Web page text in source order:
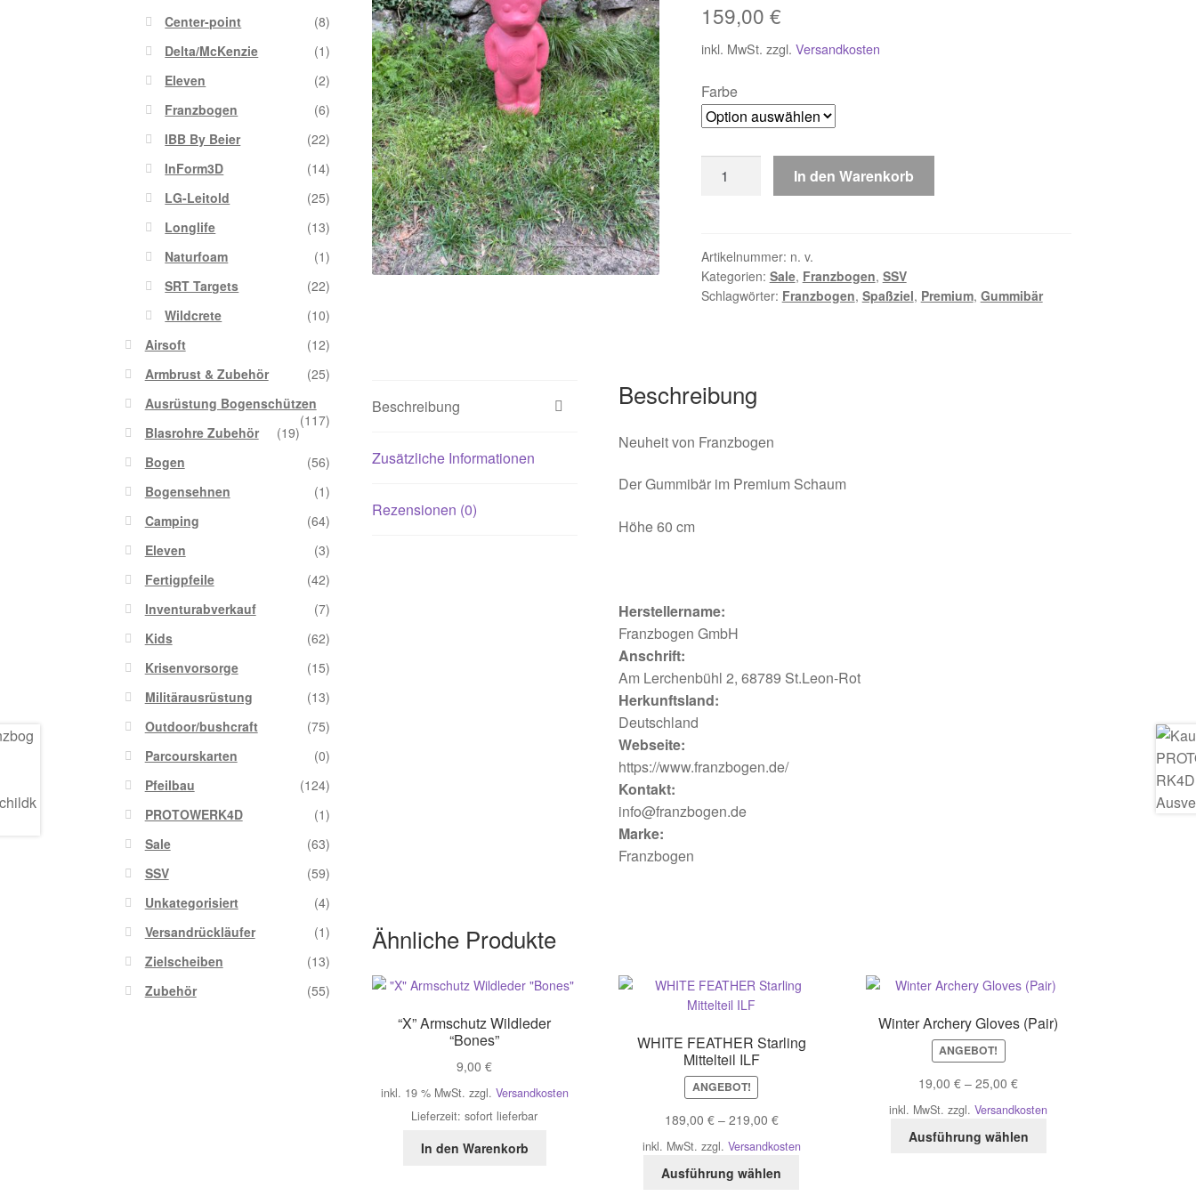
159,00 €
inkl. MwSt. zzgl. Versandkosten
Farbe
Menge
In den Warenkorb
Artikelnummer: n. v.
Kategorien: Sale, Franzbogen, SSV
Schlagwörter: Franzbogen, Spaßziel, Premium, Gummibär
Beschreibung
Zusätzliche Informationen
Rezensionen (0)
Beschreibung
Neuheit von Franzbogen
Der Gummibär im Premium Schaum
Höhe 60 cm
Herstellername:
Franzbogen GmbH
Anschrift:
Am Lerchenbühl 2, 68789 St.Leon-Rot
Herkunftsland:
Deutschland
Webseite:
https://www.franzbogen.de/
Kontakt:
info@franzbogen.de
Marke:
Franzbogen
Ähnliche Produkte
“X” Armschutz Wildleder
“Bones”
9,00€
inkl. 19 % MwSt. zzgl. Versandkosten
Lieferzeit:sofort lieferbar
In den Warenkorb
WHITE FEATHER Starling
Mittelteil ILF
ANGEBOT!
189,00 €– 219,00 €
inkl. MwSt. zzgl. Versandkosten
Ausführung wählen
Winter Archery Gloves (Pair)
ANGEBOT!
19,00€ –25,00€
inkl. MwSt. zzgl.Versandkosten
Ausführung wählen
Center-point
(8)
Delta/McKenzie
(1)
Eleven
(2)
Franzbogen
(6)
IBB By Beier
(22)
InForm3D
(14)
LG-Leitold
(25)
Longlife
(13)
Naturfoam
(1)
SRT Targets
(22)
Wildcrete
(10)
Airsoft
(12)
Armbrust & Zubehör
(25)
Ausrüstung Bogenschützen
(117)
Blasrohre Zubehör
(19)
Bogen
(56)
Bogensehnen
(1)
Camping
(64)
Eleven
(3)
Fertigpfeile
(42)
Inventurabverkauf
(7)
Kids
(62)
Krisenvorsorge
(15)
Militärausrüstung
(13)
Outdoor/bushcraft
(75)
Parcourskarten
(0)
Pfeilbau
(124)
PROTOWERK4D
(1)
Sale
(63)
SSV
(59)
Unkategorisiert
(4)
Versandrückläufer
(1)
Zielscheiben
(13)
Zubehör
(55)